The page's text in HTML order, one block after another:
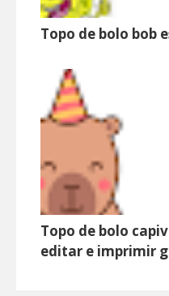
Topo de bolo bob
Topo de bolo
editar e imprimir